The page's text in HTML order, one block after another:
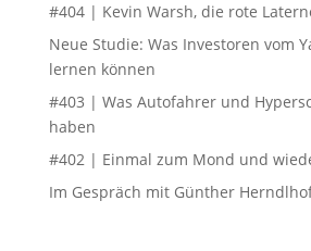
#404 | Kevin Warsh, die rote
Neue Studie: Was Investoren vom
lernen können
#403 | Was Autofahrer und
haben
#402 | Einmal zum Mond und
Im Gespräch mit Günther